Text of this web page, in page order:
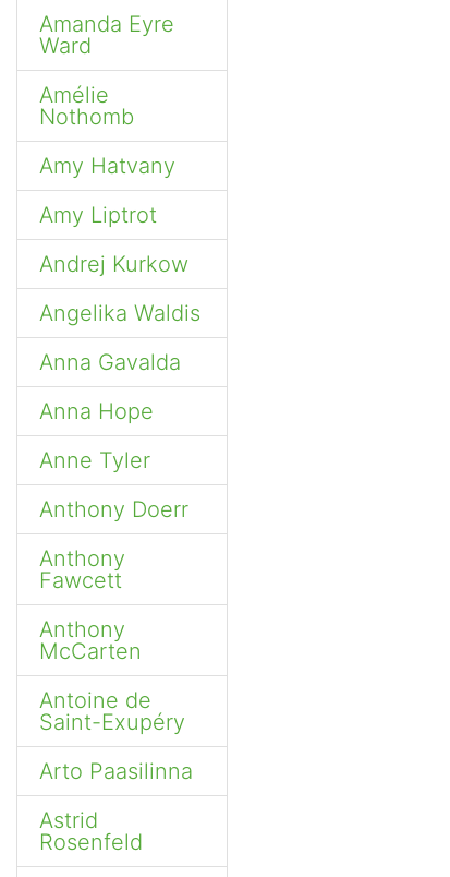
Amanda Eyre
Ward
Amélie
Nothomb
Amy Hatvany
Amy Liptrot
Andrej Kurkow
Angelika Waldis
Anna Gavalda
Anna Hope
Anne Tyler
Anthony Doerr
Anthony
Fawcett
Anthony
McCarten
Antoine de
Saint-Exupéry
Arto Paasilinna
Astrid
Rosenfeld